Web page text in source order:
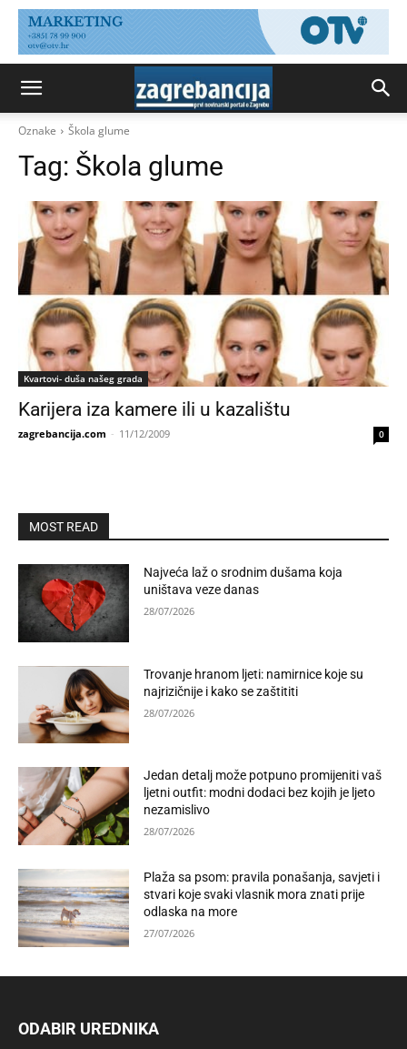
Oznake Škola glume
Tag: Škola glume
Kvartovi- duša našeg grada
Karijera iza kamere ili u kazalištu
zagrebancija.com - 11/12/2009 0
MOST READ
Najveća laž o srodnim dušama koja
uništava veze danas
28/07/2026
Trovanje hranom ljeti: namirnice koje su
najrizičnije i kako se zaštititi
28/07/2026
Jedan detalj može potpuno promijeniti vaš
ljetni outfit: modni dodaci bez kojih je ljeto
nezamislivo
28/07/2026
Plaža sa psom: pravila ponašanja, savjeti i
stvari koje svaki vlasnik mora znati prije
odlaska na more
27/07/2026
ODABIR UREDNIKA